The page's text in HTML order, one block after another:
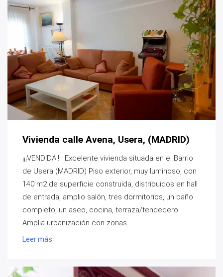
Vivienda calle Avena, Usera, (MADRID)
¡¡¡VENDIDA!!! Excelente vivienda situada en el Barrio
de Usera (MADRID) Piso exterior, muy luminoso, con
140 m2 de superficie construida, distribuidos en hall
de entrada, amplio salón, tres dormitorios, un baño
completo, un aseo, cocina, terraza/tendedero.
Amplia urbanización con zonas ...
Leer más